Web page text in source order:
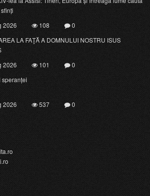
2026
108
0
LA FAŢĂ A DOMNULUI NOSTRU ISUS
2026
101
0
speranței
2026 537 0